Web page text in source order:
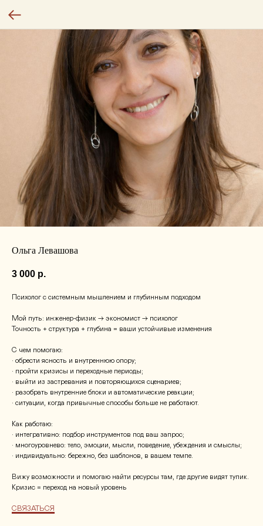
Ольга Левашова
3 000 р.
Психолог с системным мышлением и глубинным подходом
Мой путь: инженер-физик → экономист → психолог
Точность + структура + глубина = ваши устойчивые изменения
С чем помогаю:
• обрести ясность и внутреннюю опору;
• пройти кризисы и переходные периоды;
• выйти из застревания и повторяющихся сценариев;
• разобрать внутренние блоки и автоматические реакции;
• ситуации, когда привычные способы больше не работают.
Как работаю:
• интегративно: подбор инструментов под ваш запрос;
• многоуровнево: тело, эмоции, мысли, поведение, убеждения и смыслы;
• индивидуально: бережно, без шаблонов, в вашем темпе.
Вижу возможности и помогаю найти ресурсы там, где другие видят тупик.
Кризис = переход на новый уровень
СВЯЗАТЬСЯ